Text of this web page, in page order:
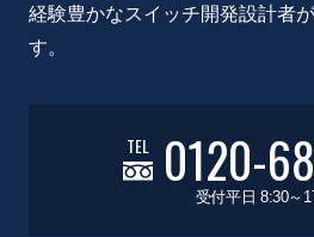
経験豊かなスイッチ開発設計者
す。
TEL 0120-
受付平日 8:30～